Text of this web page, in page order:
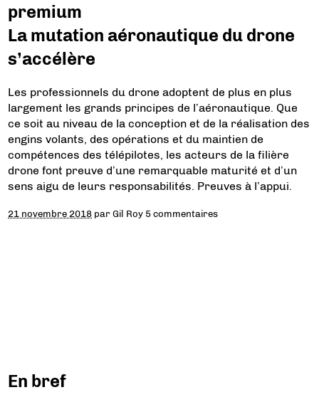
premium
La mutation aéronautique du drone
s’accélère
Les professionnels du drone adoptent de plus en plus
largement les grands principes de l’aéronautique. Que
ce soit au niveau de la conception et de la réalisation des
engins volants, des opérations et du maintien de
compétences des télépilotes, les acteurs de la filière
drone font preuve d’une remarquable maturité et d’un
sens aigu de leurs responsabilités. Preuves à l’appui.
21 novembre 2018 parGil Roy 5 commentaires
En bref